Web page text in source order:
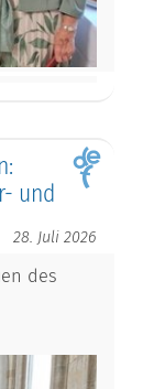
und
28. Juli 2026
des